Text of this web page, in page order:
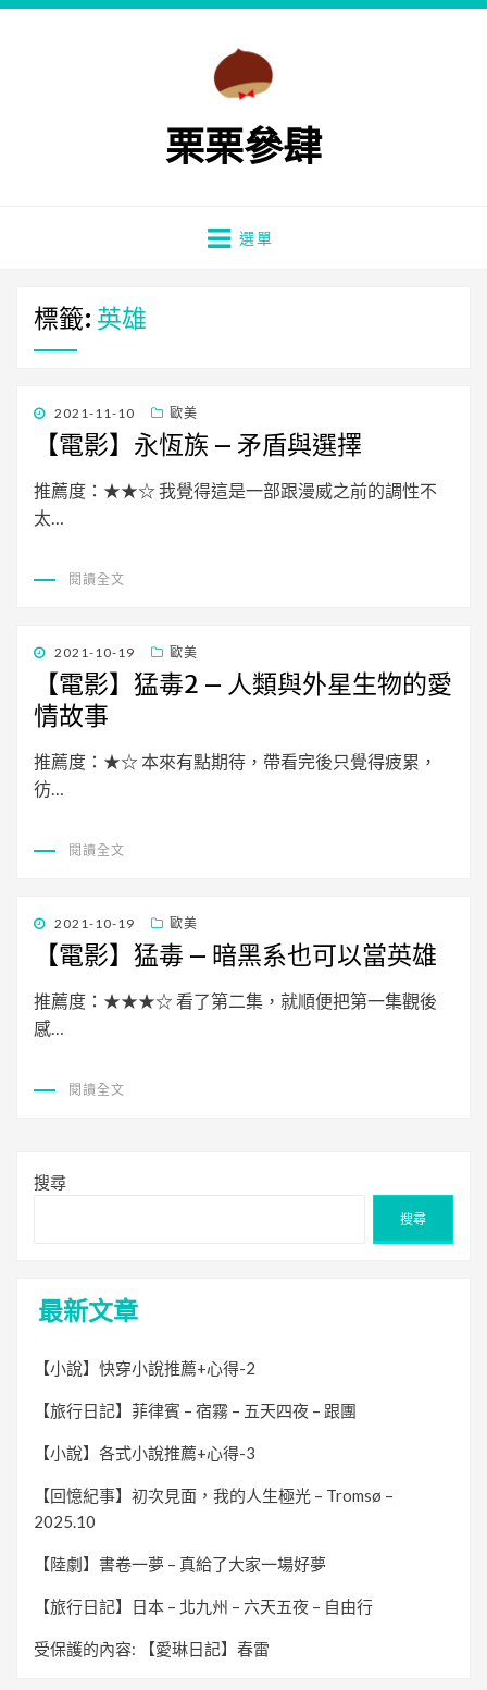
栗栗參肆
選單
標籤: 英雄
發 2021-11-10 歐美
【電影】永恆族 – 矛盾與選擇
推薦度：★★☆ 我覺得這是一部跟漫威之前的調性不
太…
閱讀全文
發
期:
2021-10-19 歐美
【電影】猛毒2 – 人類與外星生物的愛
情故事
推薦度：★☆ 本來有點期待，帶看完後只覺得疲累，
彷…
閱讀全文
發 2021-10-19 歐美
【電影】猛毒 – 暗黑系也可以當英雄
推薦度：★★★☆ 看了第二集，就順便把第一集觀後
感…
閱讀全文
搜尋
搜尋
最新文章
【小說】快穿小說推薦+心得-2
【旅行日記】菲律賓 – 宿霧 – 五天四夜 – 跟團
【小說】各式小說推薦+心得-3
【回憶紀事】初次見面，我的人生極光 – Tromsø –
2025.10
【陸劇】書卷一夢 – 真給了大家一場好夢
【旅行日記】日本 – 北九州 – 六天五夜 – 自由行
受保護的內容: 【愛琳日記】春雷